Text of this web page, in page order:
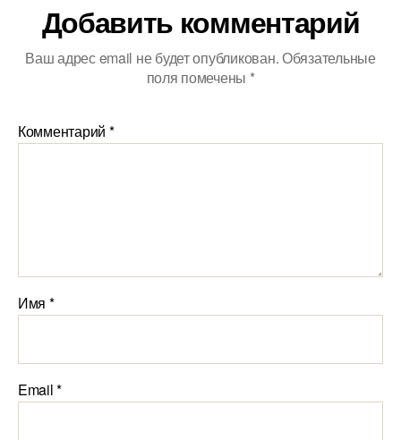
Добавить комментарий
Ваш адрес email не будет опубликован.Обязательные
поля помечены *
Комментарий *
Имя *
Email*